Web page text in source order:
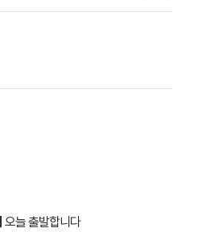
오늘 출발합니다